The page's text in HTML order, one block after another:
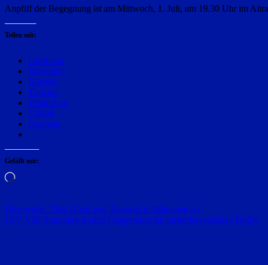
Anpfiff der Begegnung ist am Mittwoch, 1. Juli, um 19.30 Uhr im
Teilen mit:
Facebook
Mastodon
Bluesky
Threads
WhatsApp
E-Mail
Drucken
Gefällt mir:
Wird
Beitragsnavigation
Hitzewelle: Türk Gücü sagt Testspiel in München ab
FSV VfB Straubing fordert Deggendorf im niederbayerischen Derby